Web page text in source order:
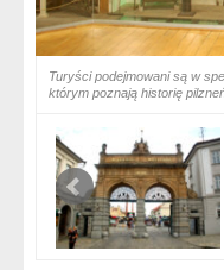
Turyści podejmowani są w
którym poznają historię